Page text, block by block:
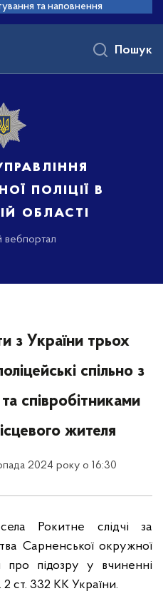
та наповнення
поліції в
області
вебпортал
Пошук
з України трьох
спільно з
співробітниками
жителя
2024 року о 16:30
Рокитне слідчі за
Сарненської окружної
про підозру у вчиненні
ст. 332 КК України.